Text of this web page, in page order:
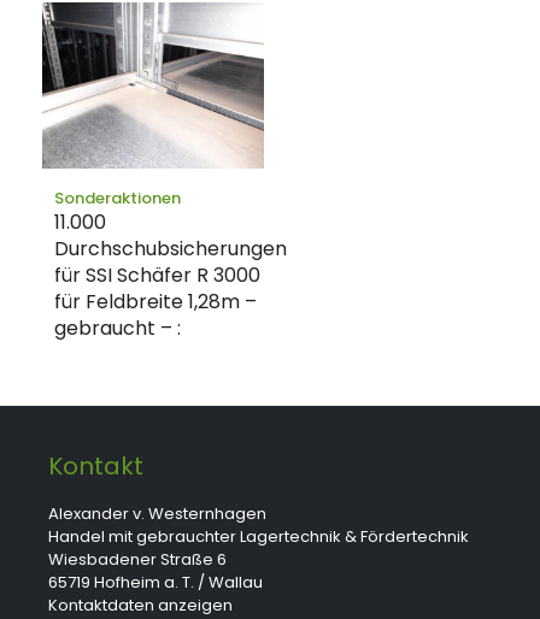
Sonderaktionen
11.000
Durchschubsicherungen
für SSI Schäfer R 3000
für Feldbreite 1,28m –
gebraucht – :
Kontakt
Alexander v. Westernhagen
Handel mit gebrauchter Lagertechnik & Fördertechnik
Wiesbadener Straße 6
65719 Hofheim a. T. / Wallau
Kontaktdaten anzeigen